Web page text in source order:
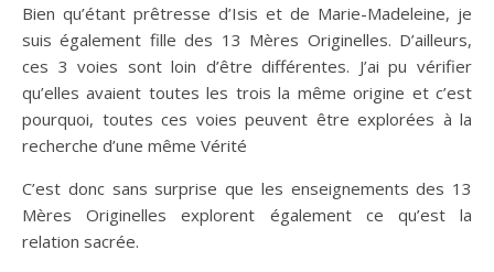
Bien qu’étant prêtresse d’Isis et de Marie-Madeleine, je
suis également fille des 13 Mères Originelles. D’ailleurs,
ces 3 voies sont loin d’être différentes. J’ai pu vérifier
qu’elles avaient toutes les trois la même origine et c’est
pourquoi, toutes ces voies peuvent être explorées à la
recherche d’une même Vérité
C’est donc sans surprise que les enseignements des 13
Mères Originelles explorent également ce qu’est la
relation sacrée.